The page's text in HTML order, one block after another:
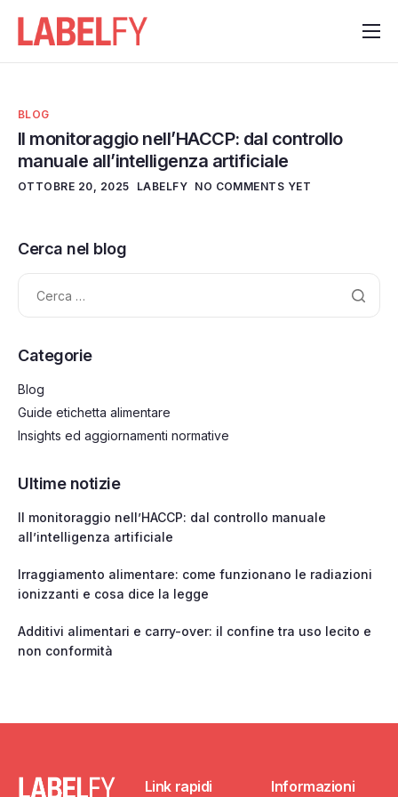
Funzionalità
Notizie
BLOG
Il monitoraggio nell’HACCP: dal controllo
manuale all’intelligenza artificiale
OTTOBRE 20, 2025 LABELFY NO COMMENTS YET
Cerca nel blog
Categorie
Blog
Guide etichetta alimentare
Insights ed aggiornamenti normative
Ultime notizie
Il monitoraggio nell’HACCP: dal controllo manuale
all’intelligenza artificiale
Irraggiamento alimentare: come funzionano le radiazioni
ionizzanti e cosa dice la legge
Additivi alimentari e carry-over: il confine tra uso lecito e
non conformità
Link rapidi Informazioni